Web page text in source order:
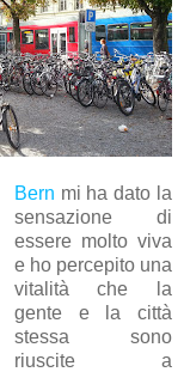
Bern mi ha dato la
sensazione di
essere molto viva
e ho percepito una
vitalità che la
gente e la città
stessa sono
riuscite a